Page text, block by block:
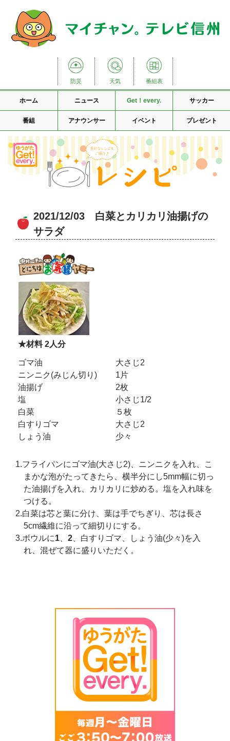
防災 天気 番組表
ホーム ニュース Get！every. サッカー
番組 アナウンサー イベント プレゼント
2021/12/03 白菜とカリカリ油揚げの
サラダ
★材料 2人分
ゴマ油
大さじ2
ニンニク(みじん切り)
1片
油揚げ
2枚
塩
小さじ1/2
白菜
５枚
白すりゴマ
大さじ2
しょう油
少々
1.フライパンにゴマ油(大さじ2)、ニンニクを入れ、こ
まかな泡がたってきたら、横半分にし5mm幅に切っ
た油揚げを入れ、カリカリに炒める。塩を入れ味を
つける。
2.白菜は芯と葉に分け、葉は手でちぎり、芯は長さ
5cm繊維に沿って細切りにする。
3.ボウルに1 、2 、白すりゴマ、しょう油(少々)を入
れ、混ぜて器に盛りいただく。